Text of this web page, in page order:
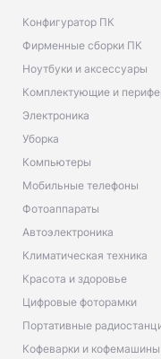
Конфигуратор ПК
Фирменные сборки ПК
Ноутбуки и аксессуары
Комплектующие и
Электроника
Уборка
Компьютеры
Мобильные телефоны
Фотоаппараты
Автоэлектроника
Климатическая техника
Красота и здоровье
Цифровые фоторамки
Портативные
Кофеварки и кофемашины